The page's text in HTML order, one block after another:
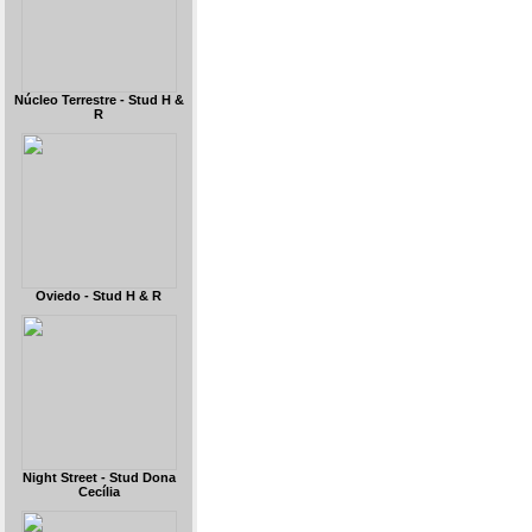
Núcleo Terrestre - Stud H &
R
Oviedo - Stud H & R
Night Street - Stud Dona
Cecília